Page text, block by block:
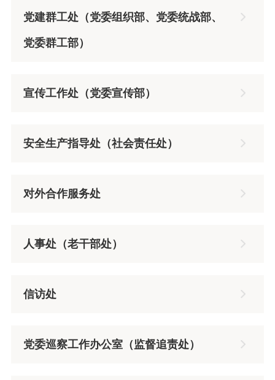
党建群工处（党委组织部、党委统战部、
党委群工部）
​宣传工作处（党委宣传部）
安全生产指导处（社会责任处）
对外合作服务处
人事处（老干部处）
信访处
党委巡察工作办公室（监督追责处）